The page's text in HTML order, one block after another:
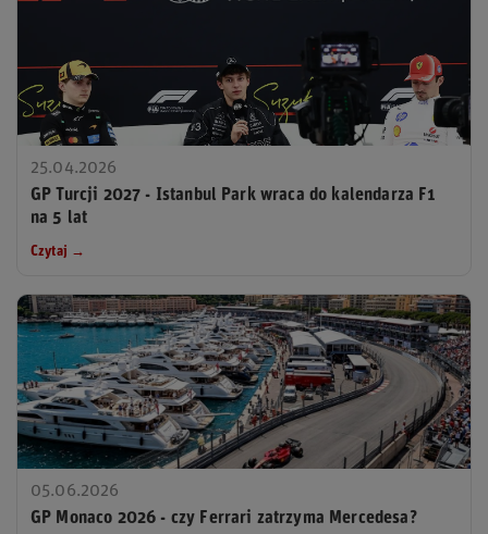
25.04.2026
GP Turcji 2027 - Istanbul Park wraca do kalendarza F1
na 5 lat
Czytaj →
05.06.2026
GP Monaco 2026 - czy Ferrari zatrzyma Mercedesa?